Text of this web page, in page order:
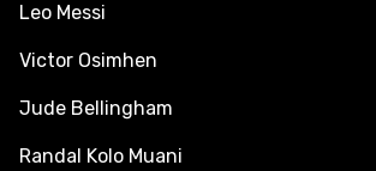
Leo Messi
Victor Osimhen
Jude Bellingham
Randal Kolo Muani